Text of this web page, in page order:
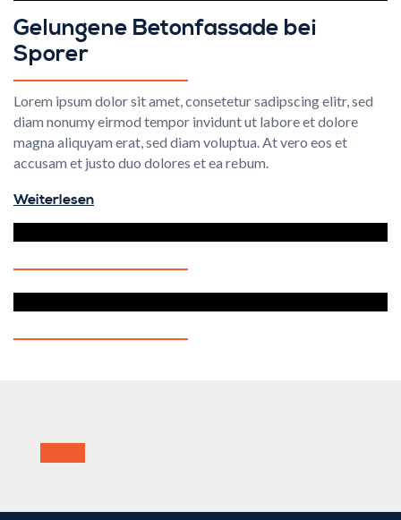
Gelungene Betonfassade bei
Sporer
Lorem ipsum dolor sit amet, consetetur sadipscing elitr, sed
diam nonumy eirmod tempor invidunt ut labore et dolore
magna aliquyam erat, sed diam voluptua. At vero eos et
accusam et justo duo dolores et ea rebum.
Weiterlesen